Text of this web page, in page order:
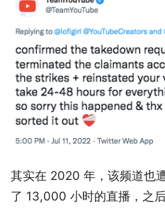
其实在 2020 年，该频道也
了 13,000 小时的直播，之